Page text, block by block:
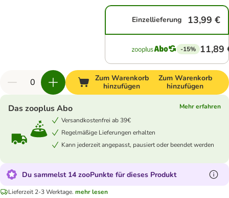
Einzellieferung 13,99 €
-15% 11,89
Zum Warenkorb
hinzufügen
Zum Warenkorb
hinzufügen
Das zooplus Abo
Mehr erfahren
Versandkostenfrei ab 39€
Regelmäßige Lieferungen erhalten
Kann jederzeit angepasst, pausiert oder beendet werden
Du sammelst 14 zooPunkte für dieses Produkt
Lieferzeit 2-3 Werktage. mehr lesen